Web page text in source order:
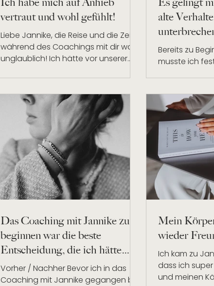
vertraut und wohl gefühlt!
Liebe Jannike, die Reise und die Zeit
während des Coachings mit dir war
unglaublich! Ich hätte vor unserer
alte
Bereits zu
musste ich
Das Coaching mit Jannike zu
beginnen war die beste
Entscheidung, die ich hätte
treffen können!
Vorher / Nachher Bevor ich in das
Coaching mit Jannike gegangen bin
Mein
wieder
Ich kam zu
dass ich super
und meinen